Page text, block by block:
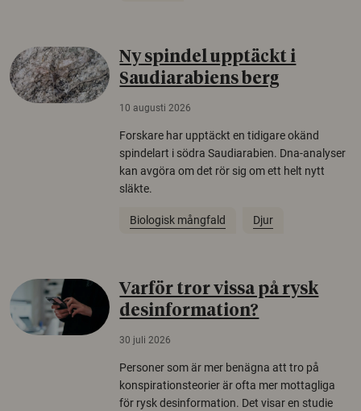
Ny spindel upptäckt i
Saudiarabiens berg
10 augusti 2026
Forskare har upptäckt en tidigare okänd
spindelart i södra Saudiarabien. Dna-analyser
kan avgöra om det rör sig om ett helt nytt
släkte.
Biologisk mångfald Djur
Varför tror vissa på rysk
desinformation?
30 juli 2026
Personer som är mer benägna att tro på
konspirationsteorier är ofta mer mottagliga
för rysk desinformation. Det visar en studie